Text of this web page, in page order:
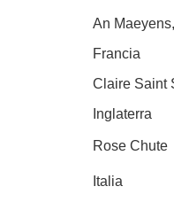
An
Francia
Claire Saint
Inglaterra
Rose Chute
Italia